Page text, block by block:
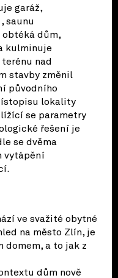
garáž,
saunu
obtéká dům,
kulminuje
nad
stavby změnil
původního
lokality
se parametry
řešení je
se dvěma
vytápění
ve svažité obytné
na město Zlín, je
domem, a to jak z
dům nově